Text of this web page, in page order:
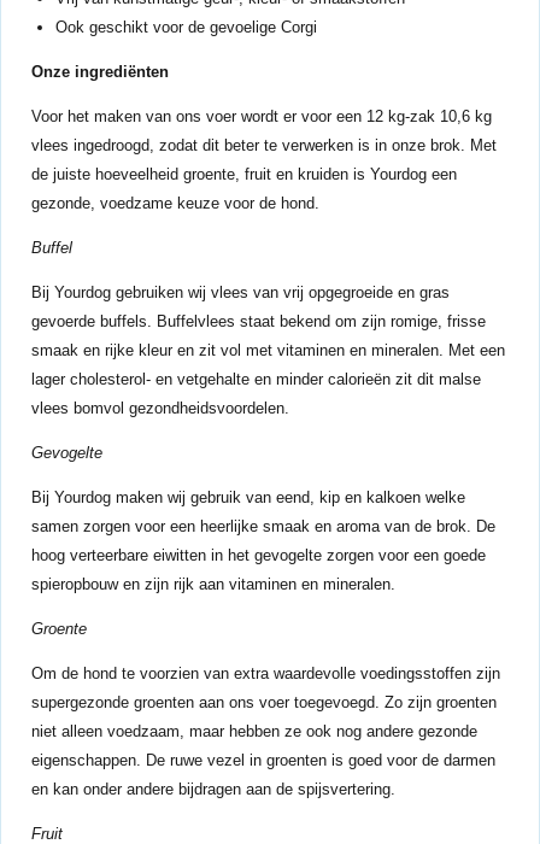
Ook geschikt voor de gevoelige Corgi
Onze ingrediënten
Voor het maken van ons voer wordt er voor een 12 kg-zak 10,6 kg
vlees ingedroogd, zodat dit beter te verwerken is in onze brok. Met
de juiste hoeveelheid groente, fruit en kruiden is Yourdog een
gezonde, voedzame keuze voor de hond.
Buffel
Bij Yourdog gebruiken wij vlees van vrij opgegroeide en gras
gevoerde buffels. Buffelvlees staat bekend om zijn romige, frisse
smaak en rijke kleur en zit vol met vitaminen en mineralen. Met een
lager cholesterol- en vetgehalte en minder calorieën zit dit malse
vlees bomvol gezondheidsvoordelen.
Gevogelte
Bij Yourdog maken wij gebruik van eend, kip en kalkoen welke
samen zorgen voor een heerlijke smaak en aroma van de brok. De
hoog verteerbare eiwitten in het gevogelte zorgen voor een goede
spieropbouw en zijn rijk aan vitaminen en mineralen.
Groente
Om de hond te voorzien van extra waardevolle voedingsstoffen zijn
supergezonde groenten aan ons voer toegevoegd. Zo zijn groenten
niet alleen voedzaam, maar hebben ze ook nog andere gezonde
eigenschappen. De ruwe vezel in groenten is goed voor de darmen
en kan onder andere bijdragen aan de spijsvertering.
Fruit